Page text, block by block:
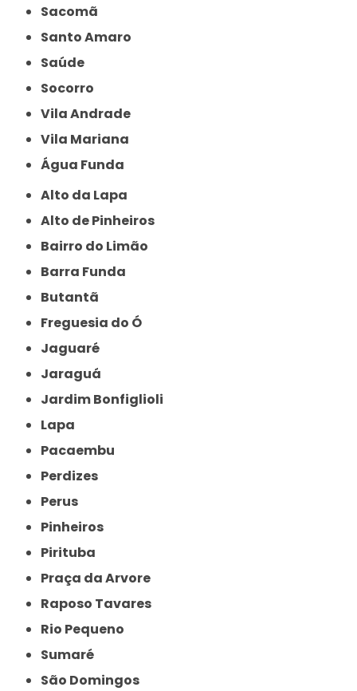
Sacomã
Santo Amaro
Saúde
Socorro
Vila Andrade
Vila Mariana
Água Funda
Alto da Lapa
Alto de Pinheiros
Bairro do Limão
Barra Funda
Butantã
Freguesia do Ó
Jaguaré
Jaraguá
Jardim Bonfiglioli
Lapa
Pacaembu
Perdizes
Perus
Pinheiros
Pirituba
Praça da Arvore
Raposo Tavares
Rio Pequeno
Sumaré
São Domingos